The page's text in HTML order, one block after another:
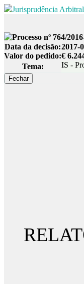
Jurisprudência
Processo nº 764/
Data da decisão:2017-
Valor do pedido:€
Tema:
IS -